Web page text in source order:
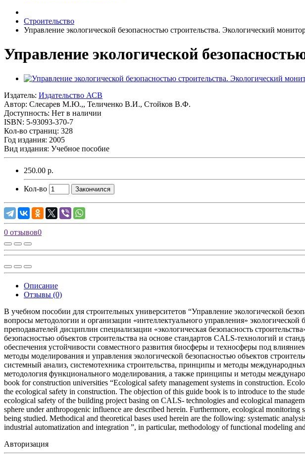
Строительство
Управление экологической безопасностью строительства. Экологический
Управление экологической
Издатель: Издательство АСВ
Автор: Слесарев М.Ю.,, Теличенко В.И., Стойков В.Ф.
Доступность: Нет в наличии
ISBN: 5-93093-370-7
Кол-во страниц: 328
Год издания: 2005
Вид издания: Учебное пособие
250.00 р.
Кол-во Закончился
0 отзывов0
Описание
Отзывы (0)
В учебном пособии для строительных университетов “Управление экологической
вопросы методологии и организации «интеллектуального управления»
преподавателей дисциплин специализации «экологическая безопасность
безопасностью объектов строительства на основе стандартов CALS-технологий и
обеспечения устойчивости совместного развития биосферы и техносферы под
методы моделирования и управления экологической безопасностью объектов
системный анализ, системотехника строительства, принципы и методы
методология функционального моделирования, а также принципы и методы
book for construction universities “Ecological safety management systems in construction.
the ecological safety in construction. The objection of this guide book is to introduce to the
ecological safety of the building project basing on CALS- technologies and ecological
sphere under anthropogenic influence are described herein. Furthermore, ecological
being studied. Methodical and theoretical bases used herein are the following: systematic
industrial automatization and integration ”, in particular, methodology of functional modeling
Авторизация